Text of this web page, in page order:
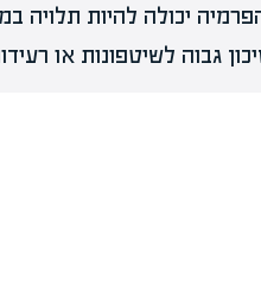
יכולה להיות תלויה
גבוה לשיטפונות או